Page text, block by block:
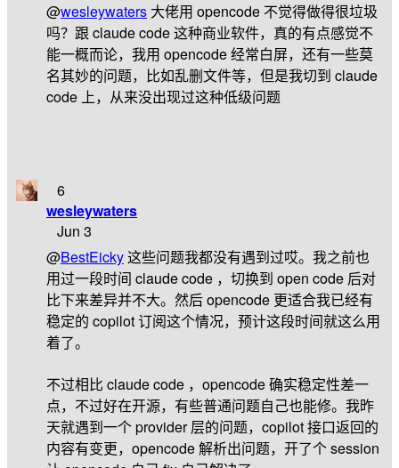
@wesleywaters 大佬用 opencode 不觉得做得很垃圾
吗？跟 claude code 这种商业软件，真的有点感觉不
能一概而论，我用 opencode 经常白屏，还有一些莫
名其妙的问题，比如乱删文件等，但是我切到 claude
code 上，从来没出现过这种低级问题
6
wesleywaters
Jun 3
@BestEicky这些问题我都没有遇到过哎。我之前也
用过一段时间 claude code ，切换到 open code 后对
比下来差异并不大。然后 opencode 更适合我已经有
稳定的 copilot 订阅这个情况，预计这段时间就这么用
着了。
不过相比 claude code ，opencode 确实稳定性差一
点，不过好在开源，有些普通问题自己也能修。我昨
天就遇到一个 provider 层的问题，copilot 接口返回的
内容有变更，opencode 解析出问题，开了个 session